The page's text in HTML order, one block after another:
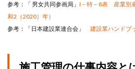
参考：「 男女共同参画局」 I－特－8表 産業別
和2（2020）年）
参考：「日本建設業連合会」 建設業ハンドブ